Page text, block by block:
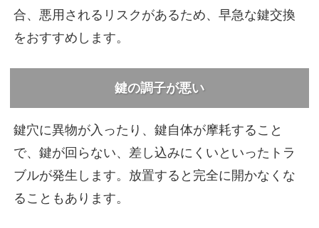
合、悪用されるリスクがあるため、早急な鍵交換
をおすすめします。
鍵の調子が悪い
鍵穴に異物が入ったり、鍵自体が摩耗すること
で、鍵が回らない、差し込みにくいといったトラ
ブルが発生します。放置すると完全に開かなくな
ることもあります。